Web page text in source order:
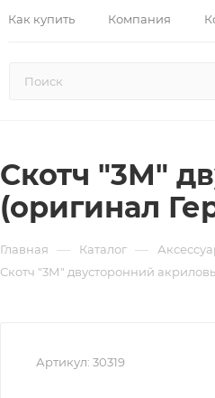
Как купить Компания
Скотч "3М"
(оригинал
Главная — Каталог —
Скотч "3М" двусторонний
Артикул: 30319